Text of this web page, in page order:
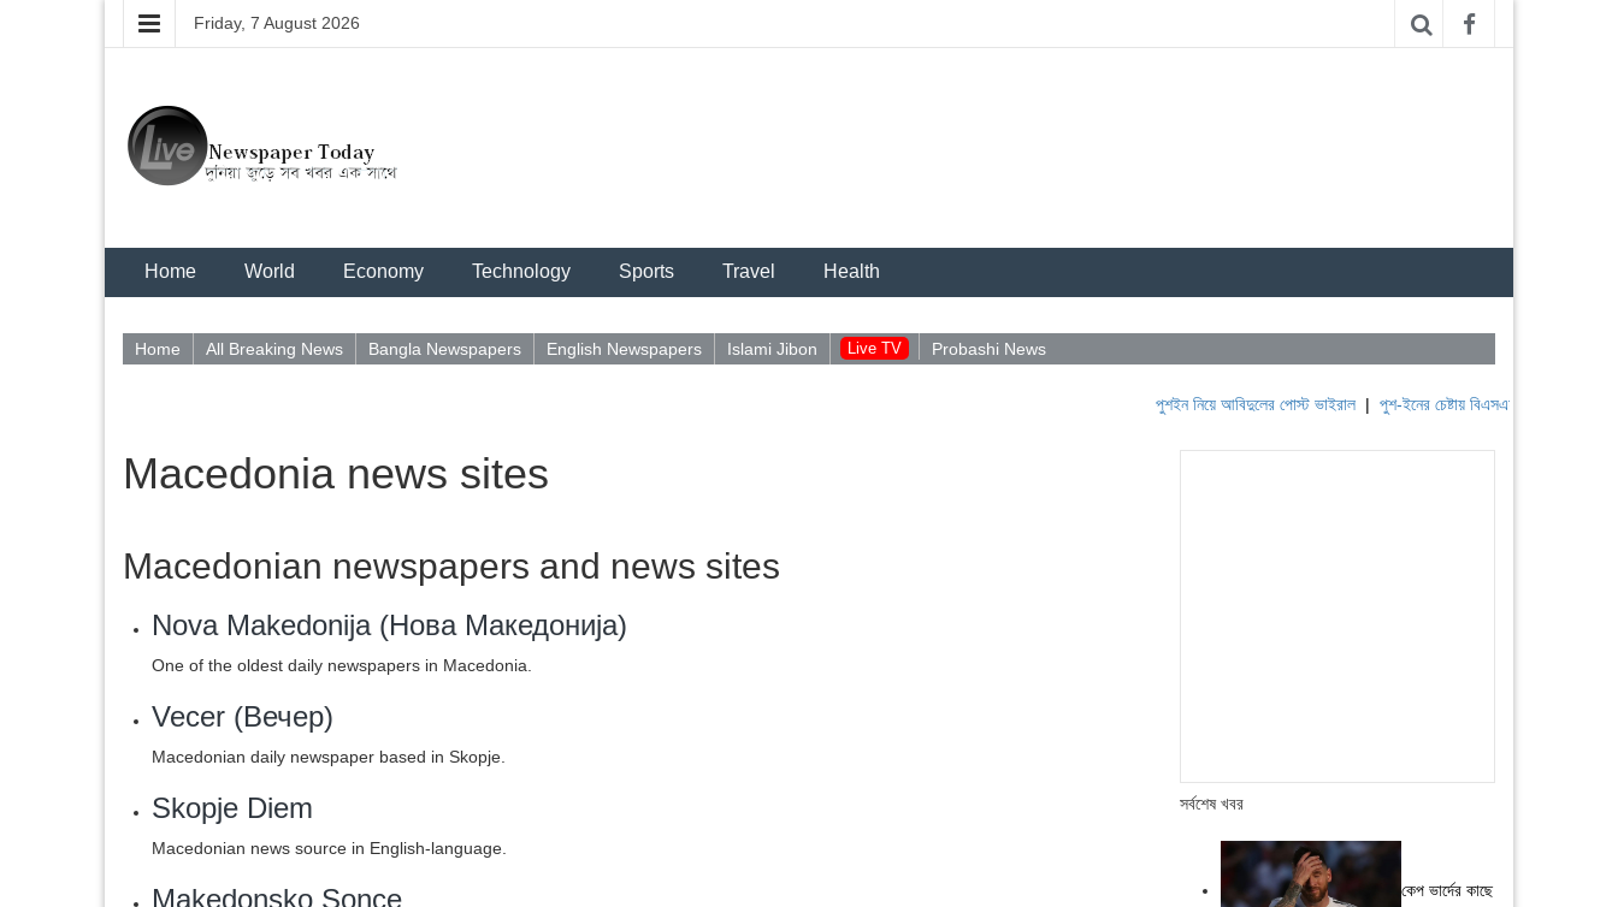
Friday, 7 August 2026
Home World Economy Technology Sports Travel Health
Home All Breaking News Bangla Newspapers English Newspapers Islami Jibon Live TV Probashi News
পুশইন নিয়ে আবিদুলের পোস্ট ভাইরাল|পুশ-ইনের চেষ্টায় বিএসএফ, পণ্ড করছে বিজিবি
Macedonia news sites
Macedonian newspapers and news sites
Nova Makedonija (Нова Македонија)
One of the oldest daily newspapers in Macedonia.
Vecer (Вечер)
Macedonian daily newspaper based in Skopje.
Skopje Diem
Macedonian news source in English-language.
Makedonsko Sonce
সর্বশেষ খবর
কেপ ভার্দের কাছে